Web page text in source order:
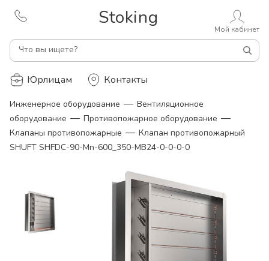
Stoking
Что вы ищете?
Мой кабинет
Юрлицам Контакты
Инженерное оборудование — Вентиляционное
оборудование — Противопожарное оборудование —
Клапаны противопожарные — Клапан противопожарный
SHUFT SHFDC-90-Mn-600_350-MB24-0-0-0-0